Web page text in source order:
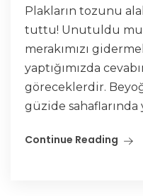
Plakların tozunu
tuttu! Unutuldu mu
merakımızı
yaptığımızda
göreceklerdir.
güzide sahaflarında
Continue Reading